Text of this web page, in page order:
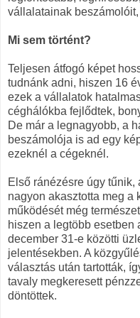
vállalatainak
Mi sem történt?
Teljesen átfogó képet
tudnánk adni, hiszen 16
ezek a vállalatok
céghálókba fejlődtek,
De már a legnagyobb, a
beszámolója is ad egy
ezeknél a cégeknél.
Első ránézésre úgy
nagyon akasztotta meg a
működését még
hiszen a legtöbb esetben
december 31-e közötti
jelentésekben. A
választás után tartották,
tavaly megkeresett
döntöttek.